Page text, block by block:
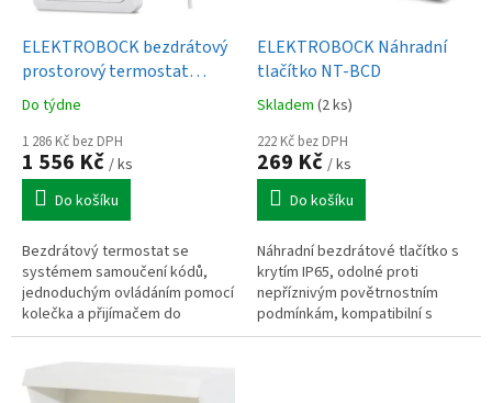
ELEKTROBOCK bezdrátový
prostorový termostat
digitální BT013
Do týdne
1 286 Kč bez DPH
1 556 Kč / ks
Do košíku
Bezdrátový termostat se
systémem samoučení kódů,
jednoduchým ovládáním pomocí
kolečka a přijímačem do
zásuvky.
ELEKTROBOCK Náhradní
tlačítko NT-BCD
Skladem (2 ks)
222 Kč bez DPH
269 Kč / ks
Do košíku
Náhradní bezdrátové tlačítko s
krytím IP65, odolné proti
nepříznivým povětrnostním
podmínkám, kompatibilní s
uvedenými typy zvonků – stačí